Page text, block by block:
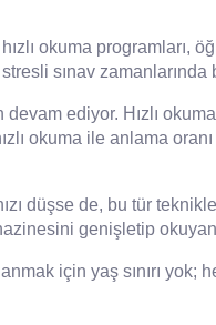
okuma programları,
sınav
ediyor. Hızlı
okuma ile anlama
düşse de, bu tür
genişletip
için yaş sınırı yok;